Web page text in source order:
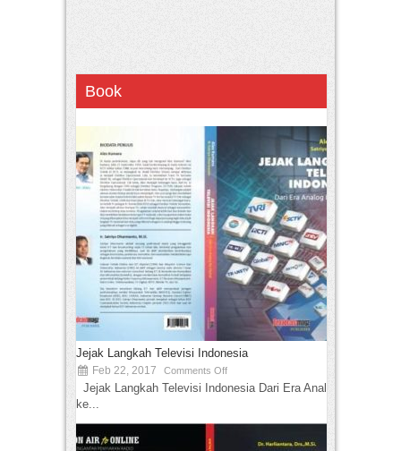
Book
Jejak Langkah Televisi Indonesia
Feb 22, 2017 Comments Off
Jejak Langkah Televisi Indonesia Dari Era Analog
ke...